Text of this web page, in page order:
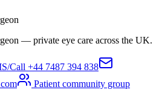
— private eye care across the UK.
Call +44 7487 394 838
Patient community group